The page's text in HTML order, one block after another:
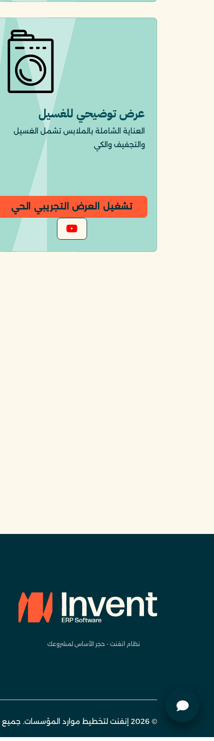
عرض توضيحي للغسيل
العناية الشاملة بالملابس تشمل الغسيل
والتجفيف والكي
تشغيل العرض التجريبي الحي
نظام انفنت - حجر الأساس لمشروعك
© 2026 إنفنت لتخطيط موارد المؤسسات. جميع الحقوق محفوظة